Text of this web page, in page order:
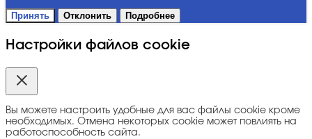
Принять Отклонить Подробнее
Настройки файлов cookie
Вы можете настроить удобные для вас файлы cookie кроме
необходимых. Отмена некоторых cookie может повлиять на
работоспособность сайта.